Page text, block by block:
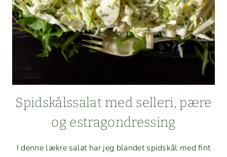
Spid­skålssalat med sel­l­eri, pære
og estragondressing
I denne lækre salat har jeg bland­et spid­skål med fint